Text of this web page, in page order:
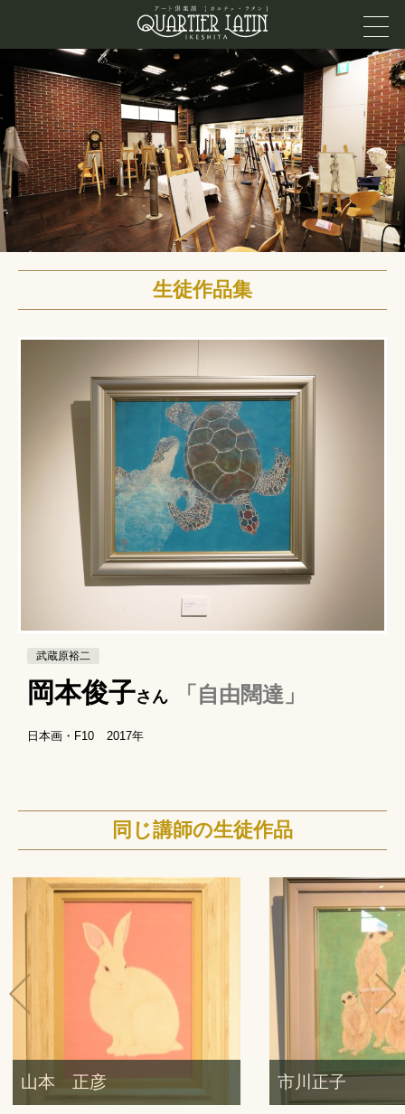
生徒作品集
武蔵原裕二
岡本俊子さん 「自由闊達」
日本画・F10 2017年
同じ講師の生徒作品
山本 正彦 市川正子